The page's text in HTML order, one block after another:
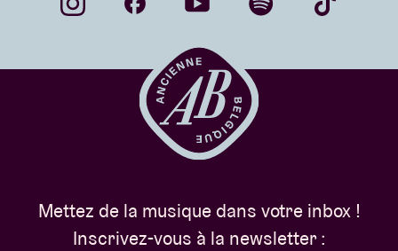
Mettez de la musique dans votre inbox !
Inscrivez-vous à la newsletter :